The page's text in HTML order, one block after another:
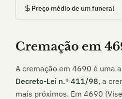
Preço médio de um funeral
Cremação em
A cremação em 4690 é uma
Decreto-Lei n.º 411/98, a
mais próximos. Em 4690